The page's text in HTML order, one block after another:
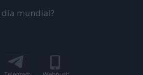
mundial?